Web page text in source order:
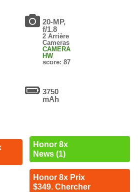
20-MP,
f/1.8
2 Arrière
Cameras
CAMERA
HW
score: 87
3750
mAh
Honor 8x
News (1)
Honor 8x Prix
$349. Chercher